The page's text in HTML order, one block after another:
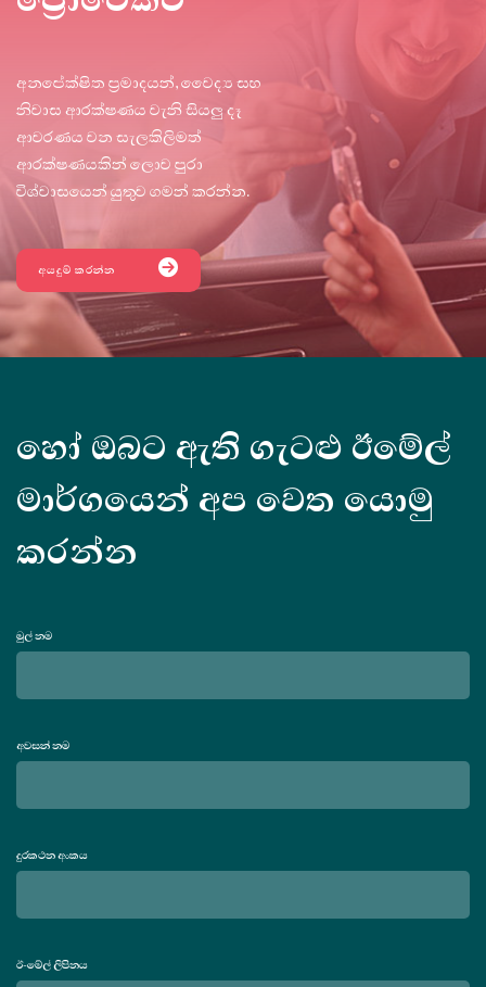
අනපේක්ෂිත ප්‍රමාදයන්, වෛද්‍ය සහ
නිවාස ආරක්ෂණය වැනි සියලු දෑ
ආවරණය වන සැලකිලිමත්
ආරක්ෂණයකින් ලොව පුරා
විශ්වාසයෙන් යුතුව ගමන් කරන්න.
අයදුම් කරන්න
හෝ ඔබට ඇති ගැටළු ඊමේල්
මාර්ගයෙන් අප වෙත යොමු
කරන්න
මුල් නම
අවසන් නම
දුරකථන අංකය
ඊ-මේල් ලිපිනය